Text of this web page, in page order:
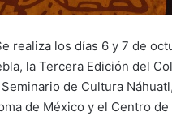
realiza los días 6 y 7 de
la Tercera Edición del
de Cultura
de México y el Centro